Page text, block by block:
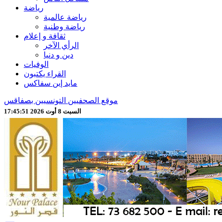
رياضة
رياضة عالمية
رياضة وطنية
ثقافة و إعلام
الرأي الآخر
دين و دنيا
الوفيات
القراء يكتبون
مايد إين سفاكس
موقع الصحفيين التونسيين بصفاقس
السبت 8 أوت 2026 17:45:53